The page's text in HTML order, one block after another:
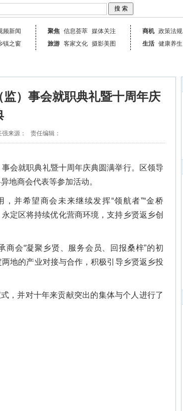
频新闻
镇之窗
聚焦 信息荟萃 媒体关注
旅游 客家文化 摄影美图
商机 政策法规
生活 健康养生
）事会就职典礼暨十周年庆
强来源： 责任编辑：
会就职典礼暨十周年庆典圆满举行。区领导
地商会代表等参加活动。
并希望商会未来继续发挥“领航者”“金桥
定区将持续优化营商环境，支持乡贤返乡创
会“凝聚乡贤、服务会员、回报桑梓”的初
地的产业对接与合作，积极引导乡贤返乡投
，并对十年来贡献突出的集体与个人进行了